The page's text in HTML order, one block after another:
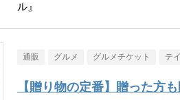
ル』
通販 グルメ グルメチケット テ
【贈り物の定番】贈った方